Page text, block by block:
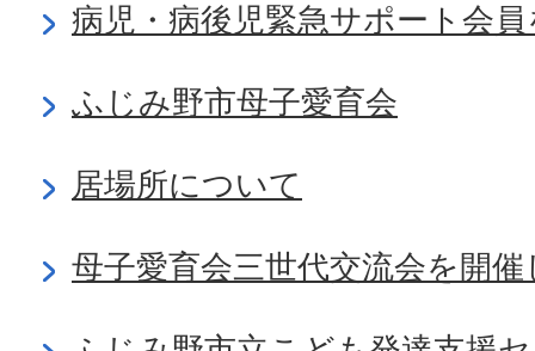
病児・病後児緊急サポート会
ふじみ野市母子愛育会
居場所について
母子愛育会三世代交流会を開